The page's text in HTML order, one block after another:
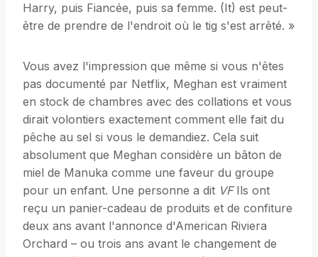
Harry, puis Fiancée, puis sa femme. (It) est peut-
être de prendre de l'endroit où le tig s'est arrêté. »
Vous avez l'impression que même si vous n'êtes
pas documenté par Netflix, Meghan est vraiment
en stock de chambres avec des collations et vous
dirait volontiers exactement comment elle fait du
pêche au sel si vous le demandiez. Cela suit
absolument que Meghan considère un bâton de
miel de Manuka comme une faveur du groupe
pour un enfant. Une personne a dit VFIls ont
reçu un panier-cadeau de produits et de confiture
deux ans avant l'annonce d'American Riviera
Orchard – ou trois ans avant le changement de